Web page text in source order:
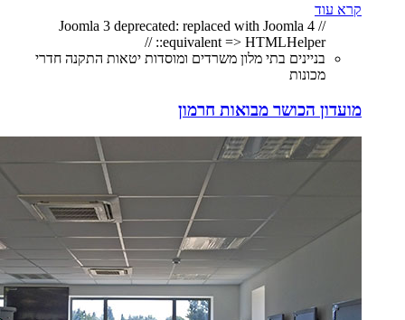
קרא עוד
// Joomla 3 deprecated: replaced with Joomla 4
equivalent => HTMLHelper:: //
בניינים בתי מלון משרדים ומוסדות יטאות התקנה חדרי
מכונות
מועדון הכושר מבואות חרמון